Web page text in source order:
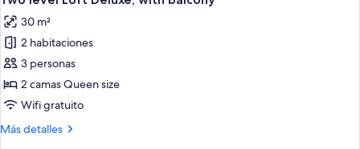
mountain
view
todas
las
fotos
de
Two
level
Deluxe,
30 m²
2 habitaciones
3 personas
2 camas Queen size
Wifi gratuito
Más detalles
Más